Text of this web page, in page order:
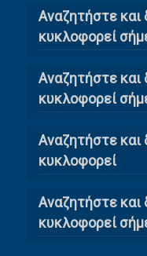
Αναζητήστε
κυκλοφορεί
Αναζητήστε
κυκλοφορεί
Αναζητήστε
κυκλοφορεί
Αναζητήστε
κυκλοφορεί